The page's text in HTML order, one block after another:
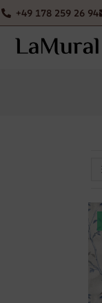
+49 178 259 26 94